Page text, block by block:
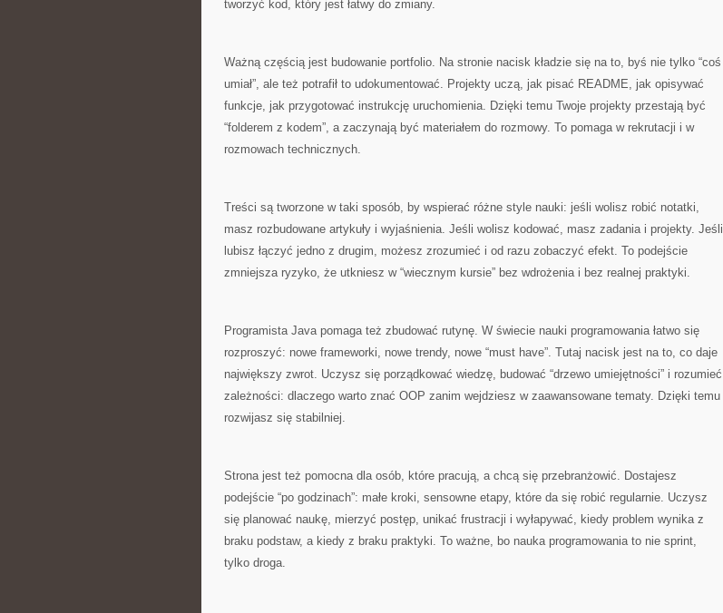
tworzyć kod, który jest łatwy do zmiany.
Ważną częścią jest budowanie portfolio. Na stronie nacisk kładzie się na to, byś nie tylko “coś
umiał”, ale też potrafił to udokumentować. Projekty uczą, jak pisać README, jak opisywać
funkcje, jak przygotować instrukcję uruchomienia. Dzięki temu Twoje projekty przestają być
“folderem z kodem”, a zaczynają być materiałem do rozmowy. To pomaga w rekrutacji i w
rozmowach technicznych.
Treści są tworzone w taki sposób, by wspierać różne style nauki: jeśli wolisz robić notatki,
masz rozbudowane artykuły i wyjaśnienia. Jeśli wolisz kodować, masz zadania i projekty. Jeśli
lubisz łączyć jedno z drugim, możesz zrozumieć i od razu zobaczyć efekt. To podejście
zmniejsza ryzyko, że utkniesz w “wiecznym kursie” bez wdrożenia i bez realnej praktyki.
Programista Java pomaga też zbudować rutynę. W świecie nauki programowania łatwo się
rozproszyć: nowe frameworki, nowe trendy, nowe “must have”. Tutaj nacisk jest na to, co daje
największy zwrot. Uczysz się porządkować wiedzę, budować “drzewo umiejętności” i rozumieć
zależności: dlaczego warto znać OOP zanim wejdziesz w zaawansowane tematy. Dzięki temu
rozwijasz się stabilniej.
Strona jest też pomocna dla osób, które pracują, a chcą się przebranżowić. Dostajesz
podejście “po godzinach”: małe kroki, sensowne etapy, które da się robić regularnie. Uczysz
się planować naukę, mierzyć postęp, unikać frustracji i wyłapywać, kiedy problem wynika z
braku podstaw, a kiedy z braku praktyki. To ważne, bo nauka programowania to nie sprint,
tylko droga.